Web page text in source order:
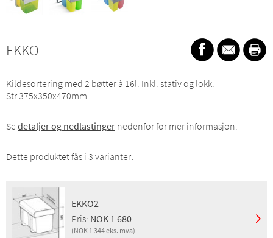
EKKO
Kildesortering med 2 bøtter à 16l. Inkl. stativ og lokk.
Str.375x350x470mm.
Se detaljer og nedlastinger nedenfor for mer informasjon.
Dette produktet fås i 3 varianter:
EKKO2
Pris: NOK 1 680
(NOK 1 344 eks. mva)